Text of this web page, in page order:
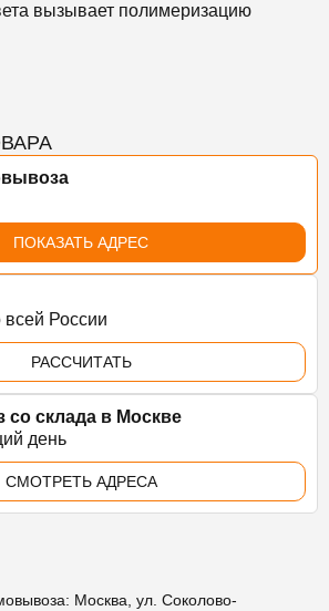
вызывает полимеризацию
ПОКАЗАТЬ АДРЕС
всей России
РАССЧИТАТЬ
склада в Москве
день
СМОТРЕТЬ АДРЕСА
Москва, ул. Соколово-